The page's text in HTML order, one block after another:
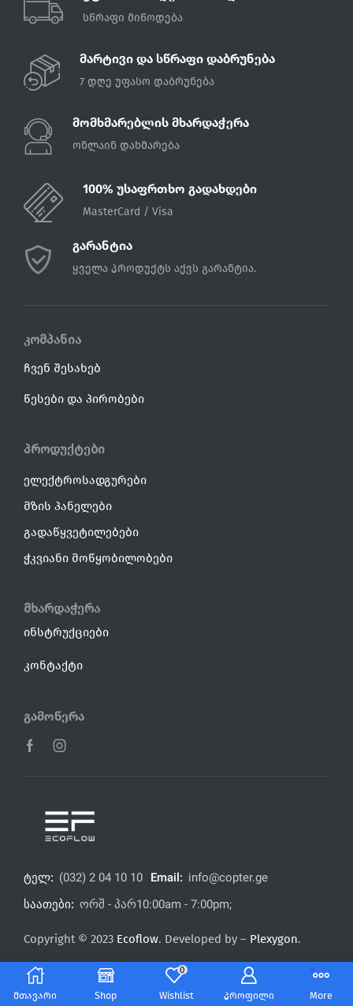
სწრაფი მიწოდება
მარტივი და სწრაფი დაბრუნება
7 დღე უფასო დაბრუნება
მომხმარებლის მხარდაჭერა
ონლაინ დახმარება
100% უსაფრთხო გადახდები
MasterCard / Visa
გარანტია
ყველა პროდუქტს აქვს გარანტია.
კომპანია
ჩვენ შესახებ
წესები და პირობები
პროდუქტები
ელექტროსადგურები
მზის პანელები
გადაწყვეტილებები
ჭკვიანი მოწყობილობები
მხარდაჭერა
ინსტრუქციები
კონტაქტი
Გამოწერა
ტელ: (032) 2 04 10 10 Email: info@copter.ge
საათები: ორშ - პარ10:00am - 7:00pm;
Copyright © 2023 Ecoflow. Developed by – Plexygon.
მთავარი Shop
0
Wishlist პროფილი More